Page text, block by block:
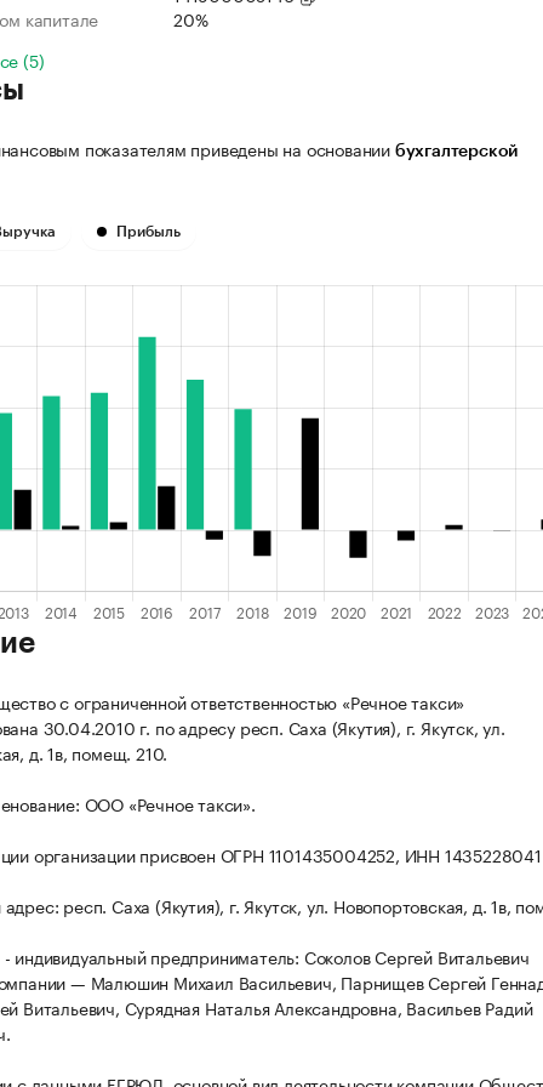
капитале
20%
(5)
показателям приведены на основании бухгалтерской
Прибыль
с ограниченной ответственностью «Речное такси»
30.04.2010 г. по адресу респ. Саха (Якутия), г. Якутск, ул.
д. 1в, помещ. 210.
ООО «Речное такси».
организации присвоен ОГРН 1101435004252, ИНН
респ. Саха (Якутия), г. Якутск, ул. Новопортовская, д. 1в,
индивидуальный предприниматель: Соколов Сергей Витальевич
— Малюшин Михаил Васильевич, Парнищев Сергей
Витальевич, Сурядная Наталья Александровна, Васильев Радий